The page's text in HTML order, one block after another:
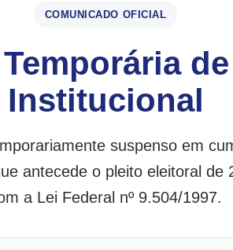
COMUNICADO OFICIAL
Institucional
suspenso em
antecede o pleito eleitoral de
a Lei Federal nº 9.504/1997.